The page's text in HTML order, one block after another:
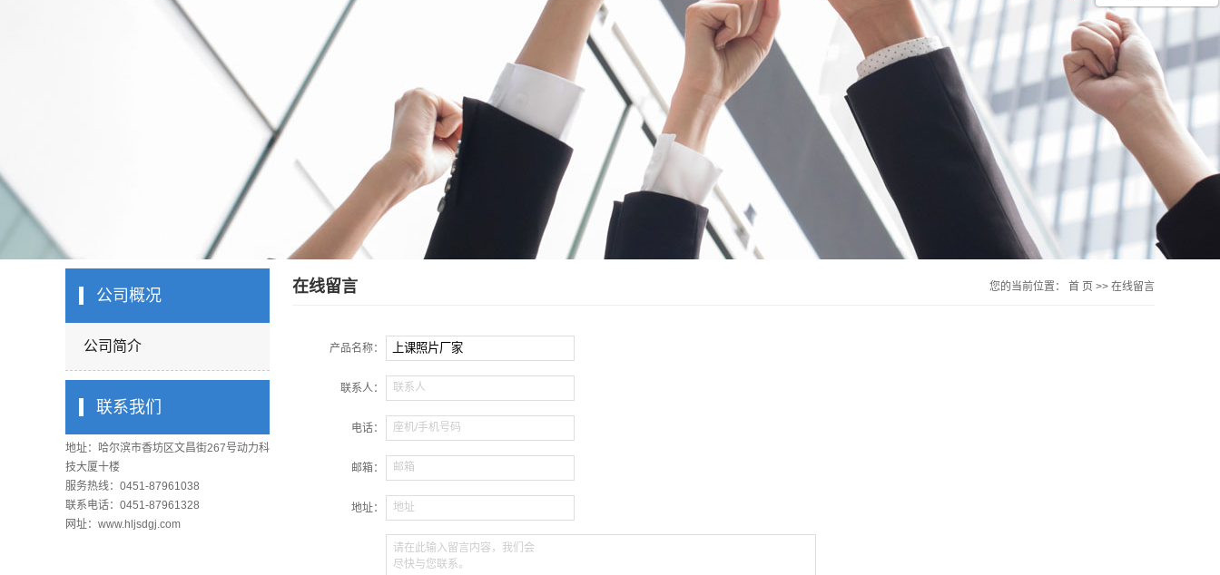
公司概况
公司简介
联系我们
地址：哈尔滨市香坊区文昌街267号动力科
技大厦十楼
服务热线：0451-87961038
联系电话：0451-87961328
网址：www.hljsdgj.com
在线留言 您的当前位置： 首 页 >> 在线留言
产品名称：
联系人： 联系人
电话： 座机/手机号码
邮箱： 邮箱
地址： 地址
请在此输入留言内容，我们会
尽快与您联系。